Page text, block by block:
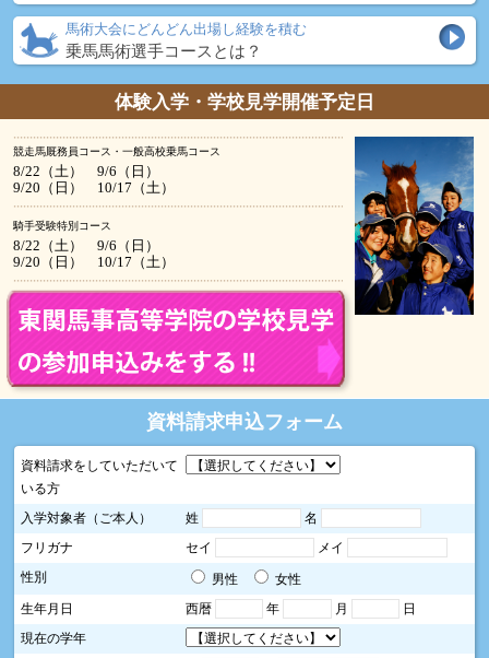
馬術大会にどんどん出場し経験を積む
乗馬馬術選手コースとは？
体験入学・学校見学開催予定日
競走馬厩務員コース・一般高校乗馬コース
8/22（土） 9/6（日）
9/20（日） 10/17（土）
騎手受験特別コース
8/22（土） 9/6（日）
9/20（日） 10/17（土）
資料請求申込フォーム
資料請求をしていただいて
いる方
入学対象者（ご本人）
姓
名
フリガナ
セイ
メイ
性別
男性
女性
生年月日
西暦 年 月
日
現在の学年